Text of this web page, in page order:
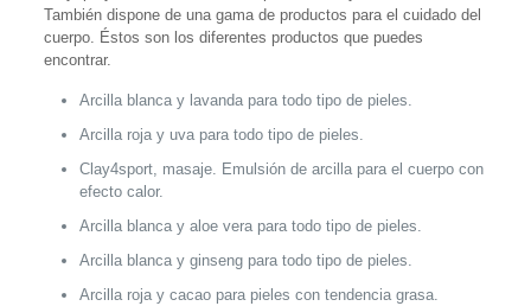
También dispone de una gama de productos para el cuidado del
cuerpo. Éstos son los diferentes productos que puedes
encontrar.
Arcilla blanca y lavanda para todo tipo de pieles.
Arcilla roja y uva para todo tipo de pieles.
Clay4sport, masaje. Emulsión de arcilla para el cuerpo con
efecto calor.
Arcilla blanca y aloe vera para todo tipo de pieles.
Arcilla blanca y ginseng para todo tipo de pieles.
Arcilla roja y cacao para pieles con tendencia grasa.